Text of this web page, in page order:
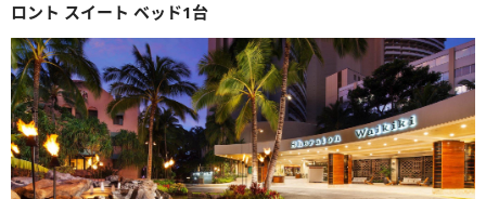
ロント スイート ベッド1台